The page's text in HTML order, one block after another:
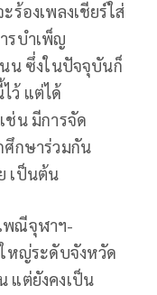
ร้องเพลงเชียร์ใส่
รบำเพ็ญ
น ซึ่งในปัจจุบันก็
ว้ แต่ได้
ช่น มีการจัด
ศึกษาร่วมกัน
เป็นต้น
พณีจุฬาฯ-
หญ่ระดับจังหวัด
แต่ยังคงเป็น